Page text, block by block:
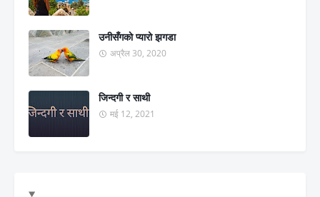
उनीसँगकाे प्यारो झगडा
अप्रैल 30, 2020
जिन्दगी र साथी
मई 12, 2021